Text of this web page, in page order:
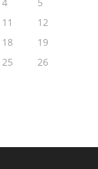
11
12
18
19
25
26